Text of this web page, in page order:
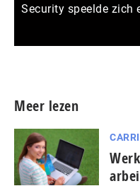
Security speelde zich
Meer lezen